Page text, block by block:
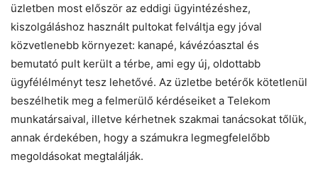
üzletben most először az eddigi ügyintézéshez,
kiszolgáláshoz használt pultokat felváltja egy jóval
közvetlenebb környezet: kanapé, kávézóasztal és
bemutató pult került a térbe, ami egy új, oldottabb
ügyfélélményt tesz lehetővé. Az üzletbe betérők kötetlenül
beszélhetik meg a felmerülő kérdéseiket a Telekom
munkatársaival, illetve kérhetnek szakmai tanácsokat tőlük,
annak érdekében, hogy a számukra legmegfelelőbb
megoldásokat megtalálják.